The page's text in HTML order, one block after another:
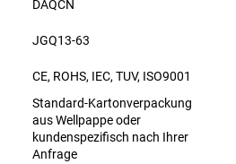
DAQCN
JGQ13-63
CE, ROHS, IEC, TUV, ISO9001
Standard-Kartonverpackung
aus Wellpappe oder
kundenspezifisch nach Ihrer
Anfrage